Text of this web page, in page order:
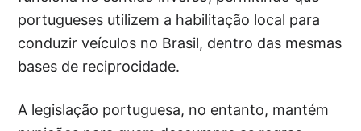
portugueses utilizem a habilitação local para
conduzir veículos no Brasil, dentro das mesmas
bases de reciprocidade.
A legislação portuguesa, no entanto, mantém